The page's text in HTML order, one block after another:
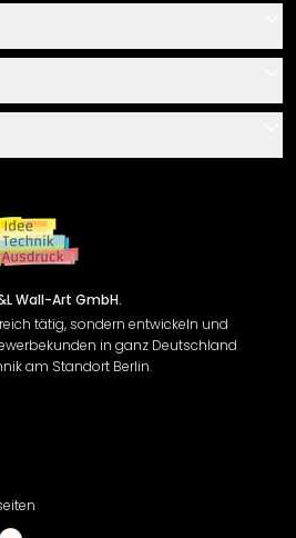
Zeichen
Wall-Art GmbH.
tätig, sondern entwickeln und
in ganz Deutschland
am Standort Berlin.